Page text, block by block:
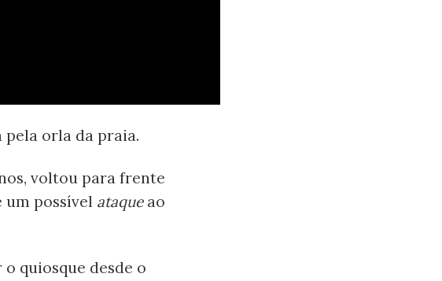
pela orla da praia.
voltou para frente
um possível ataqueao
quiosque desde o